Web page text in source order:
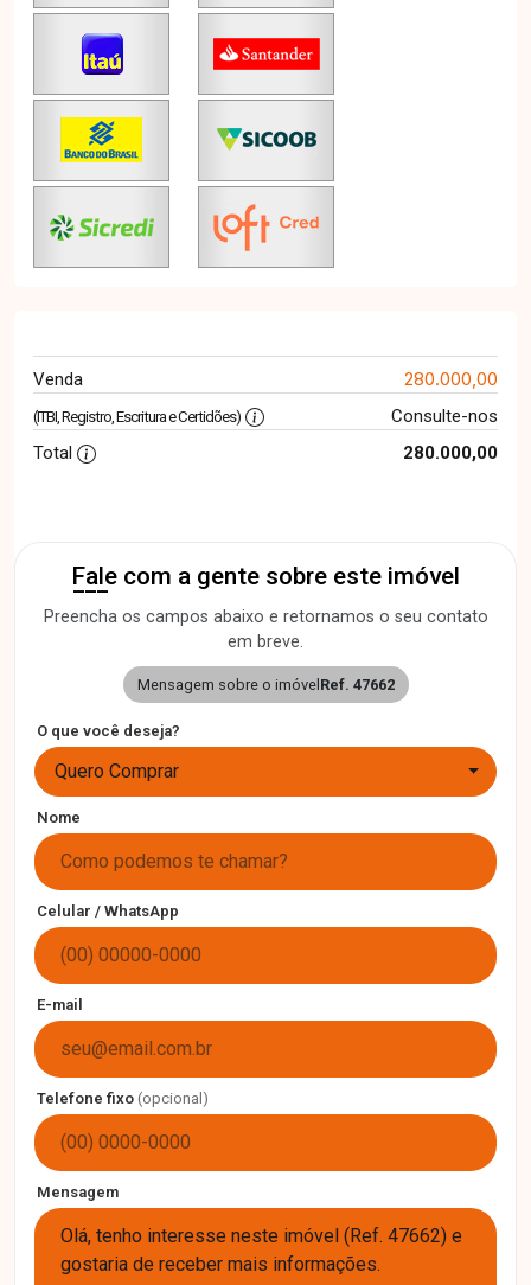
Venda 280.000,00
(ITBI, Registro, Escritura e Certidões)
Consulte-nos
Total
280.000,00
Fale com a gente sobre este imóvel
Preencha os campos abaixo e retornamos o seu contato
em breve.
Mensagem sobre o imóvel Ref. 47662
O que você deseja?
Quero Comprar
Nome
Celular / WhatsApp
E-mail
Telefone fixo (opcional)
Mensagem